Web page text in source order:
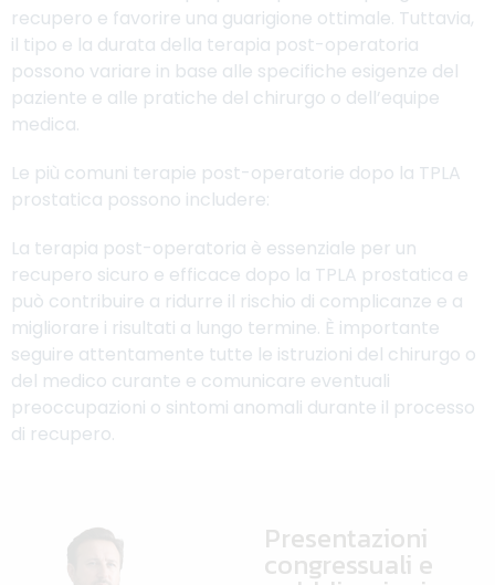
recupero e favorire una guarigione ottimale. Tuttavia,
il tipo e la durata della terapia post-operatoria
possono variare in base alle specifiche esigenze del
paziente e alle pratiche del chirurgo o dell’equipe
medica.
Le più comuni terapie post-operatorie dopo la TPLA
prostatica possono includere:
La terapia post-operatoria è essenziale per un
recupero sicuro e efficace dopo la TPLA prostatica e
può contribuire a ridurre il rischio di complicanze e a
migliorare i risultati a lungo termine. È importante
seguire attentamente tutte le istruzioni del chirurgo o
del medico curante e comunicare eventuali
preoccupazioni o sintomi anomali durante il processo
di recupero.
Presentazioni
congressuali e